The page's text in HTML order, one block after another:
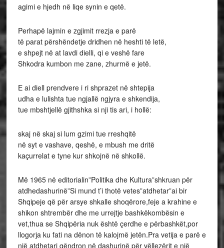
agimi e hjedh në liqe synin e qetë.
Perhapë lajmin e zgjimit rrezja e parë
të parat përshëndetje dridhen në heshti të letë,
e shpejt në at lavdi dielli, qi e veshë fare
Shkodra kumbon me zane, zhurmë e jetë.
E ai diell prendvere i ri shprazet në shtepija
udha e lulishta tue ngjallë ngjyra e shkendija,
tue mbshtjellë gjithshka si nji tis ari, i hollë:
skaj në skaj si lum gzimi tue rreshqitë
në syt e vashave, qeshë, e mbush me dritë
kaçurrelat e tyne kur shkojnë në shkollë.
Më 1965 në editorialin”Politika dhe Kultura”shkruan për
atdhedashurinë”Si mund t’i thotë vetes”atdhetar”ai bir
Shqipeje që për arsye shkalle shoqërore,feje a krahine e
shikon shtrembër dhe me urrejtje bashkëkombësin e
vet,thua se Shqipëria nuk është çerdhe e përbashkët,por
llogorja ku fati na dënon të kalojmë jetën.Pra vetija e parë e
një atdhetari qëndron në dashurinë për vëllezërit e një